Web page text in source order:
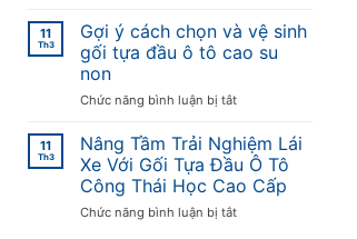
Trong
Bát
Thấm
Mật
Mía
quyết
để
món
giả
“bùng
nổ”
hương
vị
11
Th3
Gợi ý cách chọn và vệ sinh
gối tựa đầu ô tô cao su
non
Chức năng bình luận bị tắtở
ý
cách
chọn
và
vệ
11
Th3
Nâng Tầm Trải Nghiệm Lái
Xe Với Gối Tựa Đầu Ô Tô
Công Thái Học Cao Cấp
Chức năng bình luận bị tắtở